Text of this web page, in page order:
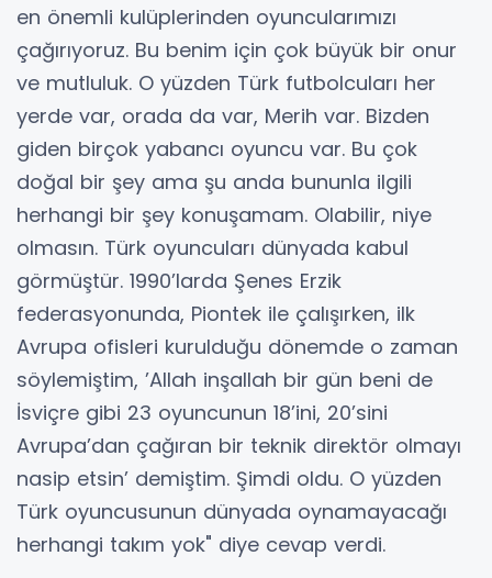
en önemli kulüplerinden oyuncularımızı
çağırıyoruz. Bu benim için çok büyük bir onur
ve mutluluk. O yüzden Türk futbolcuları her
yerde var, orada da var, Merih var. Bizden
giden birçok yabancı oyuncu var. Bu çok
doğal bir şey ama şu anda bununla ilgili
herhangi bir şey konuşamam. Olabilir, niye
olmasın. Türk oyuncuları dünyada kabul
görmüştür. 1990’larda Şenes Erzik
federasyonunda, Piontek ile çalışırken, ilk
Avrupa ofisleri kurulduğu dönemde o zaman
söylemiştim, ’Allah inşallah bir gün beni de
İsviçre gibi 23 oyuncunun 18’ini, 20’sini
Avrupa’dan çağıran bir teknik direktör olmayı
nasip etsin’ demiştim. Şimdi oldu. O yüzden
Türk oyuncusunun dünyada oynamayacağı
herhangi takım yok" diye cevap verdi.